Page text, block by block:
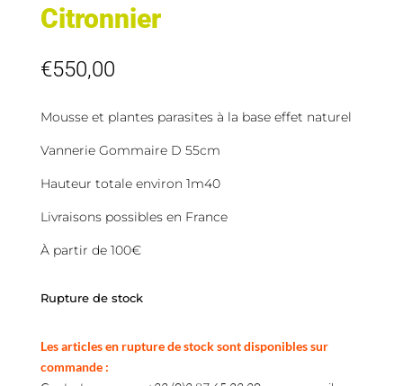
Citronnier
€550,00
Mousse et plantes parasites à la base effet naturel
Vannerie Gommaire D 55cm
Hauteur totale environ 1m40
Livraisons possibles en France
À partir de 100€
Rupture de stock
Les articles en rupture de stock sont disponibles sur
commande :